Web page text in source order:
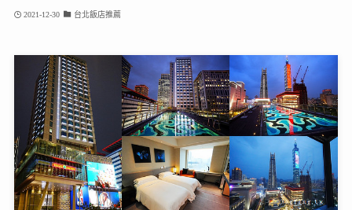
2021-12-30 台北飯店推薦